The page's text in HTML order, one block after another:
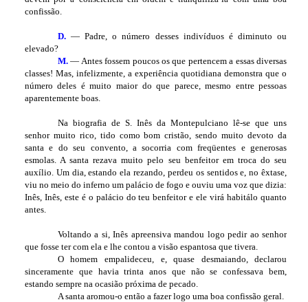
confissão.
D. — Padre, o número desses indivíduos é diminuto ou
elevado?
M. — Antes fossem poucos os que pertencem a essas diversas
classes! Mas, infelizmente, a experiência quotidiana demonstra que o
número deles é muito maior do que parece, mesmo entre pessoas
aparentemente boas.
Na biografia de S. Inês da Montepulciano lê-se que uns
senhor muito rico, tido como bom cristão, sendo muito devoto da
santa e do seu convento, a socorria com freqüentes e generosas
esmolas. A santa rezava muito pelo seu benfeitor em troca do seu
auxílio. Um dia, estando ela rezando, perdeu os sentidos e, no êxtase,
viu no meio do inferno um palácio de fogo e ouviu uma voz que dizia:
Inês, Inês, este é o palácio do teu benfeitor e ele virá habitá­lo quanto
antes.
Voltando a si, Inês apreensiva mandou logo pedir ao senhor
que fosse ter com ela e lhe contou a visão espantosa que tivera.
O homem empalideceu, e, quase desmaiando, declarou
sinceramente que havia trinta anos que não se confessava bem,
estando sempre na ocasião próxima de pecado.
A santa aromou-o então a fazer logo uma boa confissão geral.